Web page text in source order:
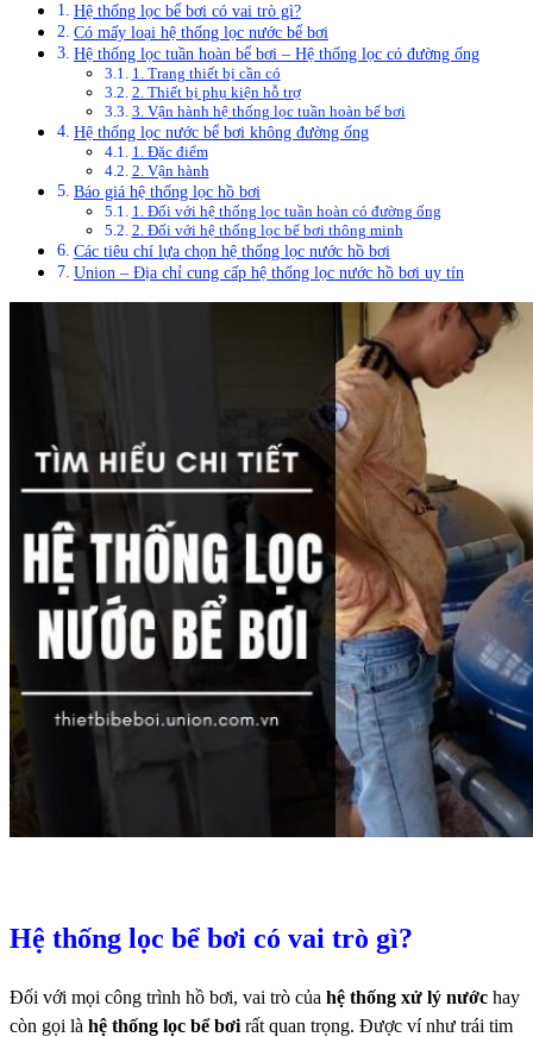
Hệ thống lọc bể bơi có vai trò gì?
Có mấy loại hệ thống lọc nước bể bơi
Hệ thống lọc tuần hoàn bể bơi – Hệ thống lọc có đường ống
1. Trang thiết bị cần có
2. Thiết bị phụ kiện hỗ trợ
3. Vận hành hệ thống lọc tuần hoàn bể bơi
Hệ thống lọc nước bể bơi không đường ống
1. Đặc điểm
2. Vận hành
Báo giá hệ thống lọc hồ bơi
1. Đối với hệ thống lọc tuần hoàn có đường ống
2. Đối với hệ thống lọc bể bơi thông minh
Các tiêu chí lựa chọn hệ thống lọc nước hồ bơi
Union – Địa chỉ cung cấp hệ thống lọc nước hồ bơi uy tín
Hệ thống lọc bể bơi có vai trò gì?
Đối với mọi công trình hồ bơi, vai trò của hệ thống xử lý nước hay
còn gọi là hệ thống lọc bể bơi rất quan trọng. Được ví như trái tim